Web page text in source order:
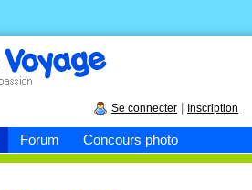
Forum Concours photo
Se connecter Inscription